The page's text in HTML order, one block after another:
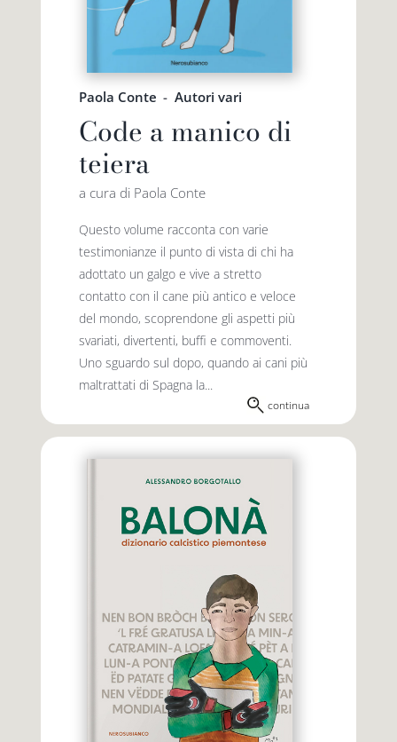
Paola Conte - Autori vari
Code a manico di
teiera
a cura di Paola Conte
Questo volume racconta con varie
testimonianze il punto di vista di chi ha
adottato un galgo e vive a stretto
contatto con il cane più antico e veloce
del mondo, scoprendone gli aspetti più
svariati, divertenti, buffi e commoventi.
Uno sguardo sul dopo, quando ai cani più
maltrattati di Spagna la...
continua